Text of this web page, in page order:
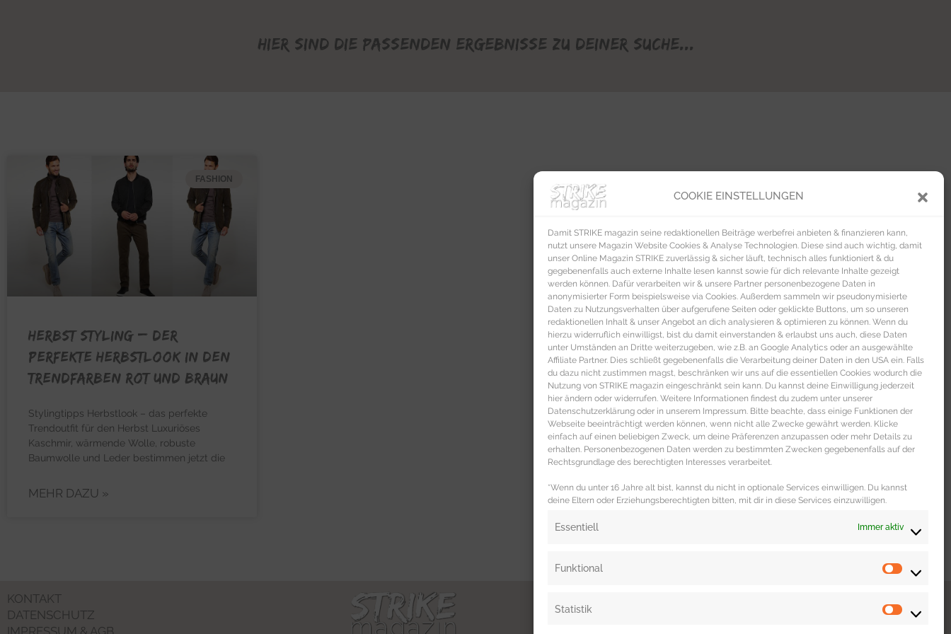
COOKIE EINSTELLUNGEN
Damit STRIKE magazin seine redaktionellen Beiträge werbefrei anbieten & finanzieren kann,
nutzt unsere Magazin Website Cookies & Analyse Technologien. Diese sind auch wichtig, damit
unser Online Magazin STRIKE zuverlässig & sicher läuft, technisch alles funktioniert & du
gegebenenfalls auch externe Inhalte lesen kannst sowie für dich relevante Inhalte gezeigt
werden können. Dafür verarbeiten wir & unsere Partner personenbezogene Daten in
anonymisierter Form beispielsweise via Cookies. Außerdem sammeln wir pseudonymisierte
Daten zu Nutzungsverhalten über aufgerufene Seiten oder geklickte Buttons, um so unseren
redaktionellen Inhalt & unser Angebot an dich analysieren & optimieren zu können. Wenn du
hierzu widerruflich einwilligst, bist du damit einverstanden & erlaubst uns auch, diese Daten
unter Umständen an Dritte weiterzugeben, wie z.B. an Google Analytics oder an ausgewählte
Affiliate Partner. Dies schließt gegebenenfalls die Verarbeitung deiner Daten in den USA ein. Falls
du dazu nicht zustimmen magst, beschränken wir uns auf die essentiellen Cookies wodurch die
Nutzung von STRIKE magazin eingeschränkt sein kann. Du kannst deine Einwilligung jederzeit
hier ändern oder widerrufen. Weitere Informationen findest du zudem unter unserer
Datenschutzerklärung oder in unserem Impressum. Bitte beachte, dass einige Funktionen der
Webseite beeinträchtigt werden können, wenn nicht alle Zwecke gewährt werden. Klicke
einfach auf einen beliebigen Zweck, um deine Präferenzen anzupassen oder mehr Details zu
erhalten. Personenbezogenen Daten werden zu bestimmten Zwecken gegebenenfalls auf der
Rechtsgrundlage des berechtigten Interesses verarbeitet.
*Wenn du unter 16 Jahre alt bist, kannst du nicht in optionale Services einwilligen. Du kannst
deine Eltern oder Erziehungsberechtigten bitten, mit dir in diese Services einzuwilligen.
Essentiell Immer aktiv
Funktional
Statistik
Hier sind die passenden Ergebnisse zu deiner Suche...
FASHION
HERBST STYLING – Der
perfekte Herbstlook in den
Trendfarben Rot und Braun
Stylingtipps Herbstlook – das perfekte
Trendoutfit für den Herbst Luxuriöses
Kaschmir, wärmende Wolle, robuste
Baumwolle und Leder bestimmen jetzt die
MEHR DAZU »
KONTAKT
DATENSCHUTZ
IMPRESSUM & AGB